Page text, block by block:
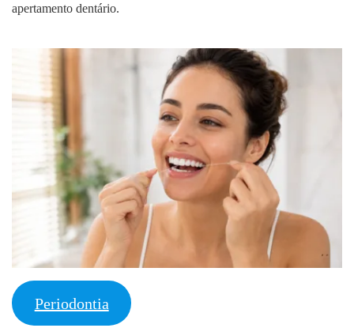
apertamento dentário.
Periodontia